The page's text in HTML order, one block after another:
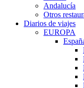
Andalucía
Otros
Diarios de viajes
EUROPA